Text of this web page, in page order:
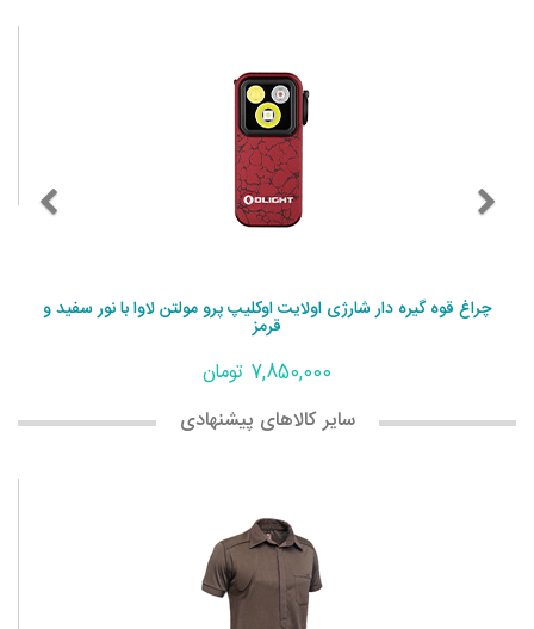
چراغ قوه گیره دار شارژی اولایت اوکلیپ پرو مولتن لاوا با نور سفید و
قرمز
7,850,000 تومان
سایر کالاهای پیشنهادی